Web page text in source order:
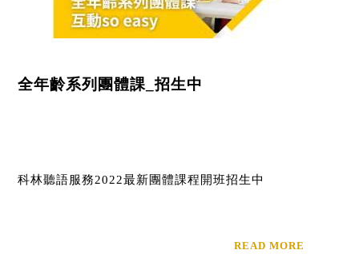
全年齡系列團體課_招生中
科林聽語服務2022最新團體課程開班招生中
READ MORE